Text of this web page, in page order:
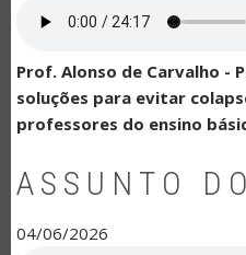
Prof. Alonso de Carvalho -
soluções para evitar
professores do ensino
ASSUNTO
04/06/2026